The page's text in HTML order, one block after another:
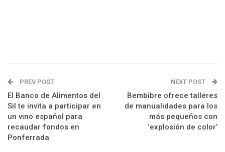
PREV POST
El Banco de Alimentos del
Sil te invita a participar en
un vino español para
recaudar fondos en
Ponferrada
NEXT POST
Bembibre ofrece talleres
de manualidades para los
más pequeños con
‘explosión de color’